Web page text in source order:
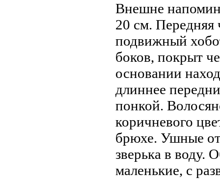
Внешне
20 см. Передняя
подвиж­ный
боков, покрыт
основании
длиннее
понкой.
коричневого
брюхе. Ушные
зверька в воду.
маленькие, с